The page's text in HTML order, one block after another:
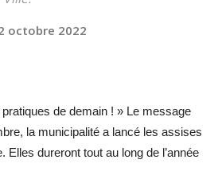
octobre 2022
de demain ! » Le message
la municipalité a lancé les assises
Elles dureront tout au long de l’année